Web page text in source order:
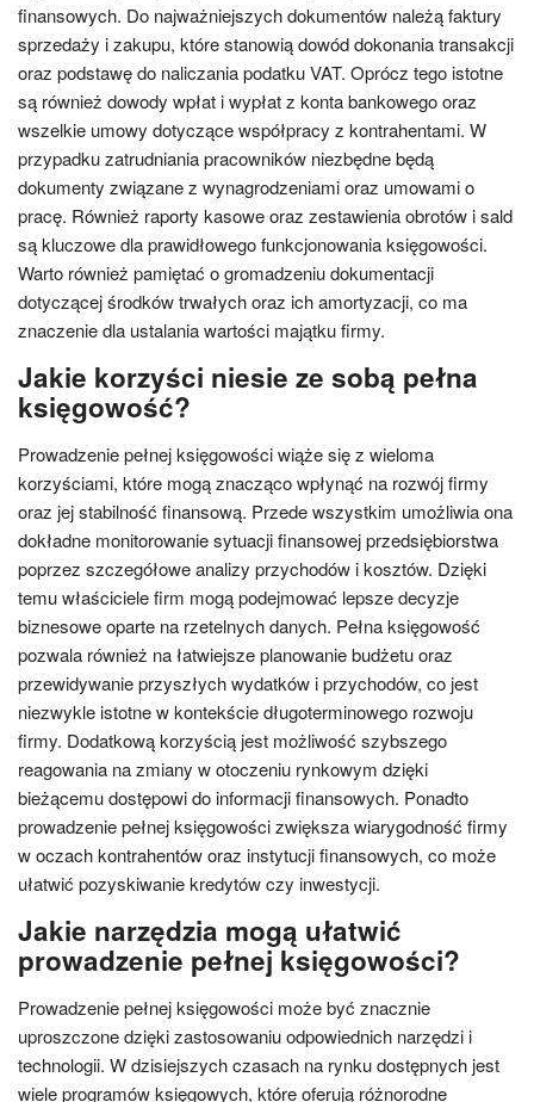
finansowych. Do najważniejszych dokumentów należą faktury
sprzedaży i zakupu, które stanowią dowód dokonania transakcji
oraz podstawę do naliczania podatku VAT. Oprócz tego istotne
są również dowody wpłat i wypłat z konta bankowego oraz
wszelkie umowy dotyczące współpracy z kontrahentami. W
przypadku zatrudniania pracowników niezbędne będą
dokumenty związane z wynagrodzeniami oraz umowami o
pracę. Również raporty kasowe oraz zestawienia obrotów i sald
są kluczowe dla prawidłowego funkcjonowania księgowości.
Warto również pamiętać o gromadzeniu dokumentacji
dotyczącej środków trwałych oraz ich amortyzacji, co ma
znaczenie dla ustalania wartości majątku firmy.
Jakie korzyści niesie ze sobą pełna
księgowość?
Prowadzenie pełnej księgowości wiąże się z wieloma
korzyściami, które mogą znacząco wpłynąć na rozwój firmy
oraz jej stabilność finansową. Przede wszystkim umożliwia ona
dokładne monitorowanie sytuacji finansowej przedsiębiorstwa
poprzez szczegółowe analizy przychodów i kosztów. Dzięki
temu właściciele firm mogą podejmować lepsze decyzje
biznesowe oparte na rzetelnych danych. Pełna księgowość
pozwala również na łatwiejsze planowanie budżetu oraz
przewidywanie przyszłych wydatków i przychodów, co jest
niezwykle istotne w kontekście długoterminowego rozwoju
firmy. Dodatkową korzyścią jest możliwość szybszego
reagowania na zmiany w otoczeniu rynkowym dzięki
bieżącemu dostępowi do informacji finansowych. Ponadto
prowadzenie pełnej księgowości zwiększa wiarygodność firmy
w oczach kontrahentów oraz instytucji finansowych, co może
ułatwić pozyskiwanie kredytów czy inwestycji.
Jakie narzędzia mogą ułatwić
prowadzenie pełnej księgowości?
Prowadzenie pełnej księgowości może być znacznie
uproszczone dzięki zastosowaniu odpowiednich narzędzi i
technologii. W dzisiejszych czasach na rynku dostępnych jest
wiele programów księgowych, które oferują różnorodne